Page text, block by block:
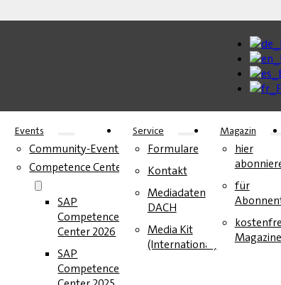
Events
Community-Events
Competence Center
SAP
Competence
Center 2026
SAP
Competence
Service
Formulare
Kontakt
Mediadaten
DACH
Media Kit
(International)
Magazin
hier
für
Magazine